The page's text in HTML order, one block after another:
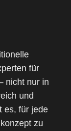
für
nicht nur in
und
es, für jede
zu